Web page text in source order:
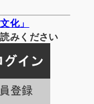
化」
みください